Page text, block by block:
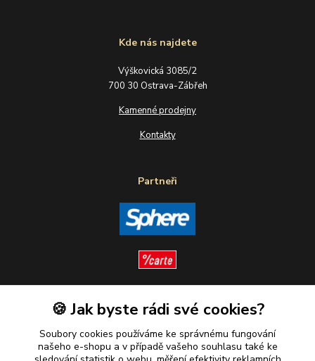
Kde nás najdete
Výškovická 3085/2
700 30 Ostrava-Zábřeh
Kamenné prodejny
Kontakty
Partneři
Sledujte nás
🍪 Jak byste rádi své cookies?
Soubory cookies používáme ke správnému fungování
našeho e-shopu a v případě vašeho souhlasu také ke